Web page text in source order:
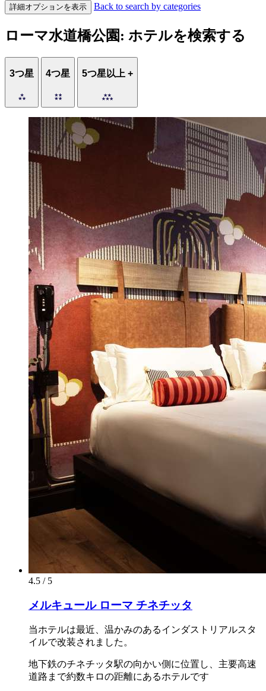
詳細オプションを表示 Back to search by categories
ローマ水道橋公園: ホテルを検索する
3つ星 4つ星 5つ星以上 +
4.5 / 5
メルキュール ローマ チネチッタ
当ホテルは最近、温かみのあるインダストリアルスタ
イルで改装されました。
地下鉄のチネチッタ駅の向かい側に位置し、主要高速
道路まで約数キロの距離にあるホテルです